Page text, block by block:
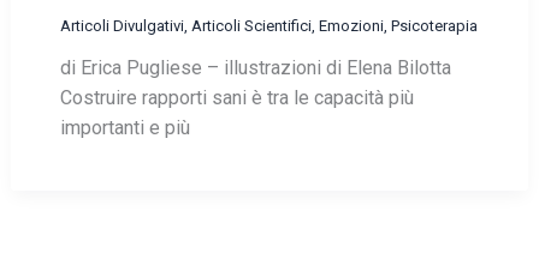
Articoli Divulgativi, Articoli Scientifici, Emozioni, Psicoterapia
di Erica Pugliese – illustrazioni di Elena Bilotta
Costruire rapporti sani è tra le capacità più
importanti e più